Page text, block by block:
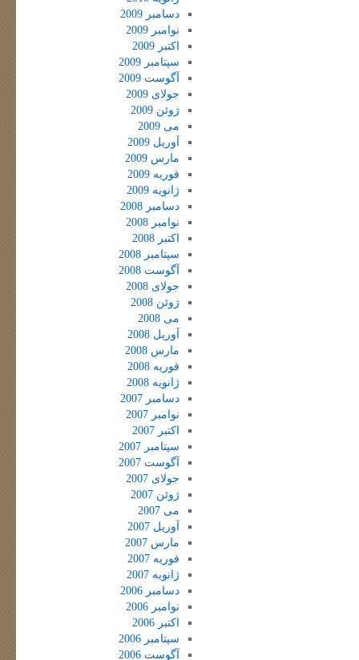
دسامبر 2009
نوامبر 2009
اکتبر 2009
سپتامبر 2009
آگوست 2009
جولای 2009
ژوئن 2009
می 2009
آوریل 2009
مارس 2009
فوریه 2009
ژانویه 2009
دسامبر 2008
نوامبر 2008
اکتبر 2008
سپتامبر 2008
آگوست 2008
جولای 2008
ژوئن 2008
می 2008
آوریل 2008
مارس 2008
فوریه 2008
ژانویه 2008
دسامبر 2007
نوامبر 2007
اکتبر 2007
سپتامبر 2007
آگوست 2007
جولای 2007
ژوئن 2007
می 2007
آوریل 2007
مارس 2007
فوریه 2007
ژانویه 2007
دسامبر 2006
نوامبر 2006
اکتبر 2006
سپتامبر 2006
آگوست 2006